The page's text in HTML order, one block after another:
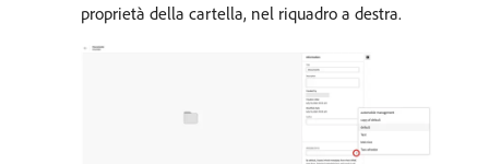
proprietà della cartella, nel riquadro a destra.